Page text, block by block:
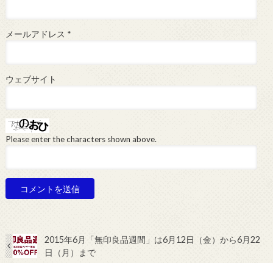
メールアドレス *
ウェブサイト
Please enter the characters shown above.
2015年6月「無印良品週間」は6月12日（金）から6月22
日（月）まで